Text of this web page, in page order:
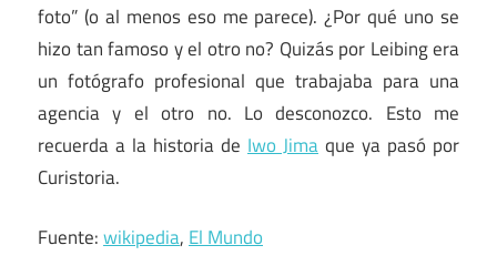
foto” (o al menos eso me parece). ¿Por qué uno se
hizo tan famoso y el otro no? Quizás por Leibing era
un fotógrafo profesional que trabajaba para una
agencia y el otro no. Lo desconozco. Esto me
recuerda a la historia de Iwo Jima que ya pasó por
Curistoria.
Fuente:wikipedia,El Mundo